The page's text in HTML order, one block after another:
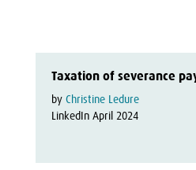
Taxation of severance
by Christine Ledure
LinkedIn April 2024